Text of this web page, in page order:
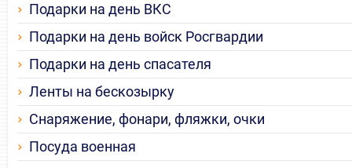
Подарки на день ВКС
Подарки на день войск Росгвардии
Подарки на день спасателя
Ленты на бескозырку
Снаряжение, фонари, фляжки, очки
Посуда военная